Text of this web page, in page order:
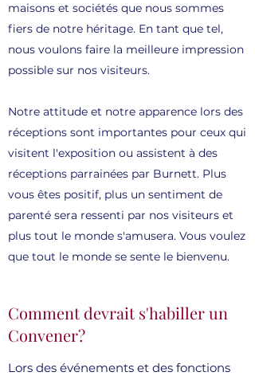
maisons et sociétés que nous sommes
fiers de notre héritage. En tant que tel,
nous voulons faire la meilleure impression
possible sur nos visiteurs.
Notre attitude et notre apparence lors des
réceptions sont importantes pour ceux qui
visitent l'exposition ou assistent à des
réceptions parrainées par Burnett. Plus
vous êtes positif, plus un sentiment de
parenté sera ressenti par nos visiteurs et
plus tout le monde s'amusera. Vous voulez
que tout le monde se sente le bienvenu.
Comment devrait s'habiller un
Convener?
Lors des événements et des fonctions